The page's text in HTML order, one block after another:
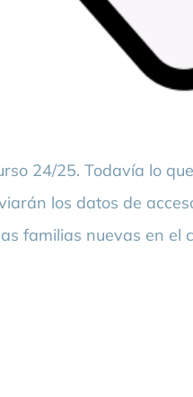
24/25. Todavía lo
los datos de
familias nuevas en el